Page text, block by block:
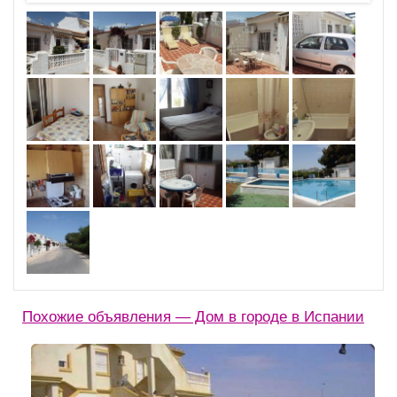
Похожие объявления — Дом в городе в Испании